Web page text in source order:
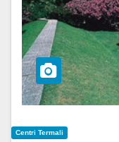
Centri Termali